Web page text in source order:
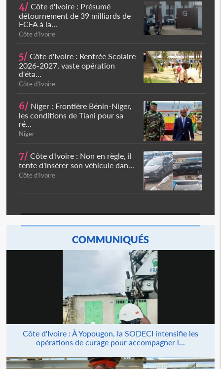
4/ Côte d'Ivoire : Présumé
détournement de 39 milliards de
FCFA à la...
Côte d'Ivoire
5/ Côte d'Ivoire : Rentrée Scolaire
2026-2027, vaste opération
d'éta...
Côte d'Ivoire
6/ Niger : Frontière Bénin-Niger,
les conditions de Tiani pour sa
ré...
Niger
7/ Côte d'Ivoire : Non en règle, il
tente d'insérer son véhicule dan...
Côte d'Ivoire
COMMUNIQUÉS
Côte d'Ivoire : À Yopougon, la SODECI intensifie les
opérations de curage pour accompagner l...